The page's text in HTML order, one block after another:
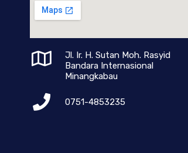
Jl. Ir. H. Sutan Moh. Rasyid
Bandara Internasional
Minangkabau
0751-4853235